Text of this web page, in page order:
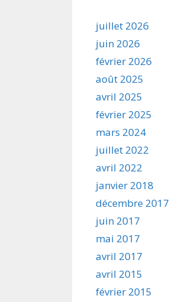
juillet 2026
juin 2026
février 2026
août 2025
avril 2025
février 2025
mars 2024
juillet 2022
avril 2022
janvier 2018
décembre 2017
juin 2017
mai 2017
avril 2017
avril 2015
février 2015